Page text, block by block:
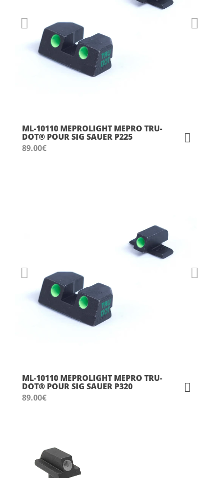
ML-10110 MEPROLIGHT MEPRO TRU-
DOT® POUR SIG SAUER P225
89.00€
ML-10110 MEPROLIGHT MEPRO TRU-
DOT® POUR SIG SAUER P320
89.00€